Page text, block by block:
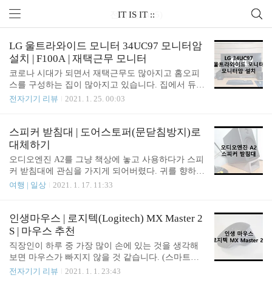
전체 글 (425)
IT IS IT ::
LG 울트라와이드 모니터 34UC97 모니터암
설치 | F100A | 재택근무 모니터
코로나 시대가 되면서 재택근무도 많아지고 홈오피
스를 구성하는 집이 많아지고 있습니다. 집에서 듀얼
모니터 하기에는 책상이 좁고, 하지만 듀얼모니터 있
니다. 울트라와이드 모니터를 사용하면 모니터 하나
로 듀얼모니터의 효과를 누릴 수 있기 때문에 공간적
인 면에서도, 인테리어적인 면에서도 훨씬 유리합니
다. 먼저, 울트라와이드 모니터 선택 팁을 드리자면
1) WQHD 해상도: 해상도는 꼭 울트라 WQHD 이상
의 해상도 (3440*1440)를 선택하는 것이 좋습니다. W
볼 수 있는 것이 엄청 적어지므로, 듀얼모니터의 효
과를 내기 어렵습니다. 2) 34인치 ..
전자기기 리뷰 2021. 1. 25. 00:03
스피커 받침대 | 도어스토퍼(문닫침방지)로
대체하기
오디오엔진 A2를 그냥 책상에 놓고 사용하다가 스피
커 받침대에 관심을 가지게 되어버렸다. 귀를 향하여
약간의 각도를 조절해주면 고음부에서 다른 소리를
일단 가격이 너무 사악하다. 물론 스피커를 잘 잡아
주고 최적의 소리를 위하여 설계되었겠지만 이런 스
피커 받침대를 약 5만원을 주고 하기에는 아깝다는
생각이 들었다. 그래서 열심히 구글링을 한 결과 역
시 이를 대체하여 뭐 자작해서 나무판을 가공하여 스
피커 스탠드를 만드는 분들도 있었고 했지만 그렇게
여행 | 일상 2021. 1. 17. 11:33
인생마우스 | 로지텍(Logitech) MX Master 2
S | 마우스 추천
직장인이 하루 중 가장 많이 손에 있는 것을 생각해
보면 마우스가 빠지지 않을 것 같습니다. (스마트폰
을 더 많이 한다면 모르겠지만) 그만큼 마우스도 중
전자기기 리뷰 2021. 1. 1. 23:43